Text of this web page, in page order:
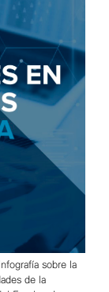
sobre la
de la